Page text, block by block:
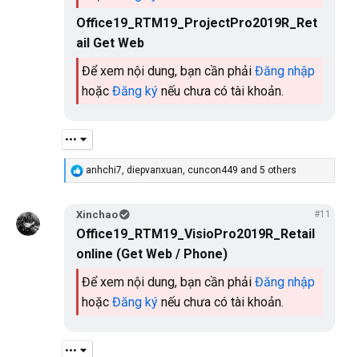
Office19_RTM19_ProjectPro2019R_Ret
ail Get Web
Để xem nội dung, bạn cần phải Đăng nhập
hoặc Đăng ký nếu chưa có tài khoản.
•••
R
e
t
i
n
:
anhchi7, diepvanxuan, cuncon449 and 5 others
Xinchao #11
Office19_RTM19_VisioPro2019R_Retail
online (Get Web / Phone)
Để xem nội dung, bạn cần phải Đăng nhập
hoặc Đăng ký nếu chưa có tài khoản.
•••